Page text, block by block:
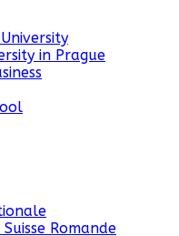
in Prague
Romande